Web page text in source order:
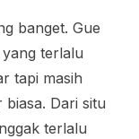
banget. Gue
terlalu
tapi masih
Dari situ
terlalu